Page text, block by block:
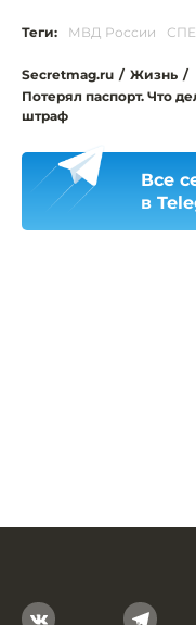
Теги: МВД России
Secretmag.ru / Жизнь /
Потерял паспорт. Что
штраф
Все
в